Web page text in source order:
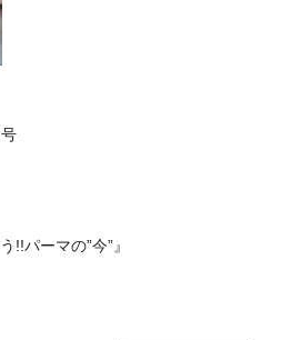
!!パーマの”今”』